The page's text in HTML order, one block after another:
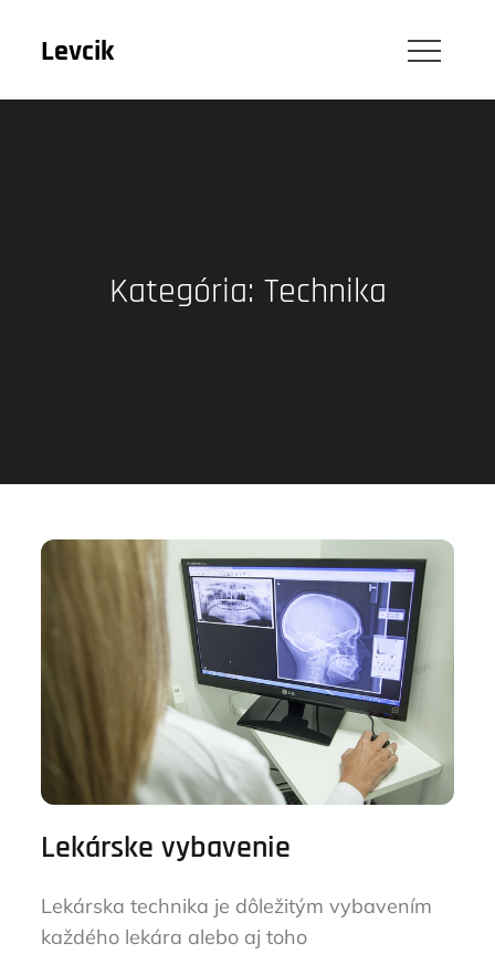
Levcik
Kategória: Technika
Lekárske vybavenie
Lekárska technika je dôležitým vybavením
každého lekára alebo aj toho